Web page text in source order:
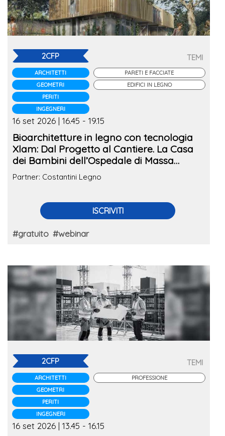
2CFP
ARCHITETTI
GEOMETRI
PERITI
INGEGNERI
TEMI
PARETI E FACCIATE
EDIFICI IN LEGNO
16 set 2026 | 16.45 - 19.15
Bioarchitetture in legno con tecnologia
Xlam: Dal Progetto al Cantiere. La Casa
dei Bambini dell’Ospedale di Massa
Carrara
Partner: Costantini Legno
ISCRIVITI
#gratuito #webinar
2CFP
ARCHITETTI
GEOMETRI
PERITI
INGEGNERI
TEMI
PROFESSIONE
16 set 2026 | 13.45 - 16.15